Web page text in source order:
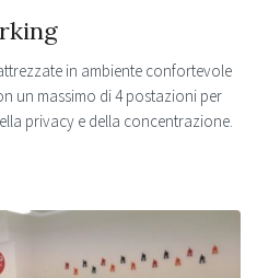
in ambiente confortevole
un massimo di 4 postazioni per
privacy e della concentrazione.